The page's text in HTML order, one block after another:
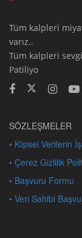
Tüm kalpleri
varız..
Tüm kalpleri
Patiliyo
SÖZLEŞMELER
• Kişisel Verilerin
• Çerez Gizlilik
• Başvuru Formu
• Veri Sahibi